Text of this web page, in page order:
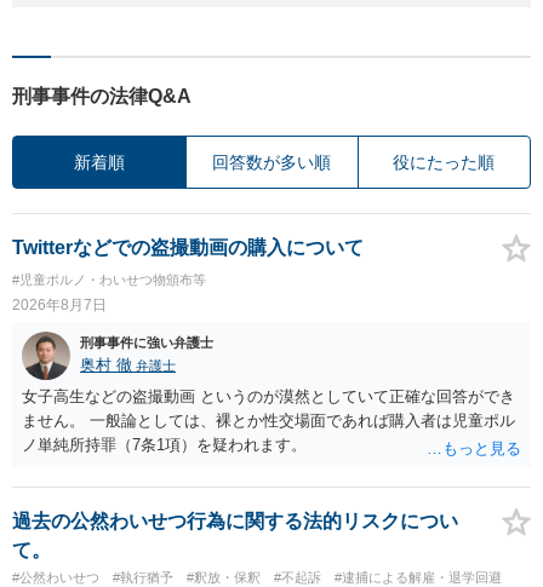
刑事事件の法律Q&A
新着順 回答数が多い順 役にたった順
Twitterなどでの盗撮動画の購入について
#児童ポルノ・わいせつ物頒布等
2026年8月7日
刑事事件に強い弁護士
奥村 徹 弁護士
女子高生などの盗撮動画 というのが漠然としていて正確な回答ができ
ません。 一般論としては、裸とか性交場面であれば購入者は児童ポル
ノ単純所持罪（7条1項）を疑われます。
過去の公然わいせつ行為に関する法的リスクについ
て。
#公然わいせつ #執行猶予 #釈放・保釈 #不起訴
#逮捕による解雇・退学回避